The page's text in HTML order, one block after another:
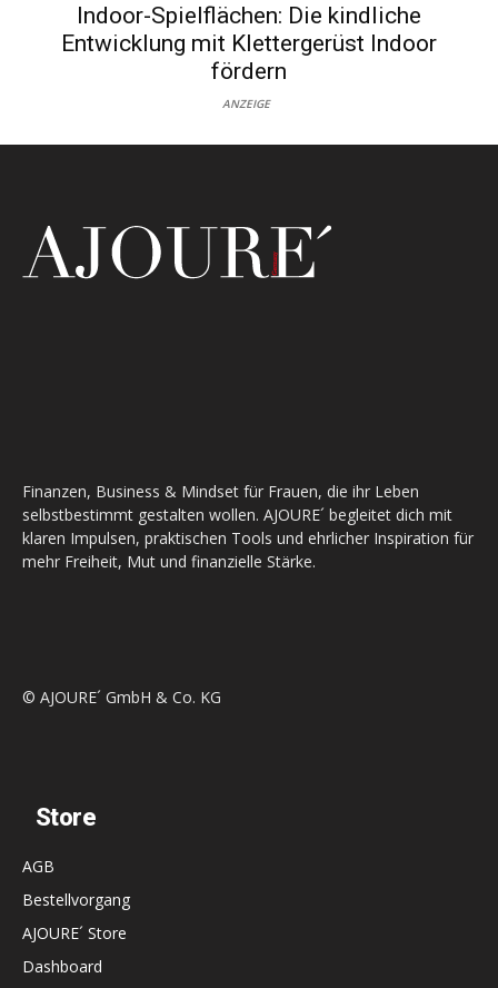
Indoor-Spielflächen: Die kindliche
Entwicklung mit Klettergerüst Indoor
fördern
ANZEIGE
Finanzen, Business & Mindset für Frauen, die ihr Leben
selbstbestimmt gestalten wollen. AJOURE´ begleitet dich mit
klaren Impulsen, praktischen Tools und ehrlicher Inspiration für
mehr Freiheit, Mut und finanzielle Stärke.
© AJOURE´ GmbH & Co. KG
Store
AGB
Bestellvorgang
AJOURE´ Store
Dashboard